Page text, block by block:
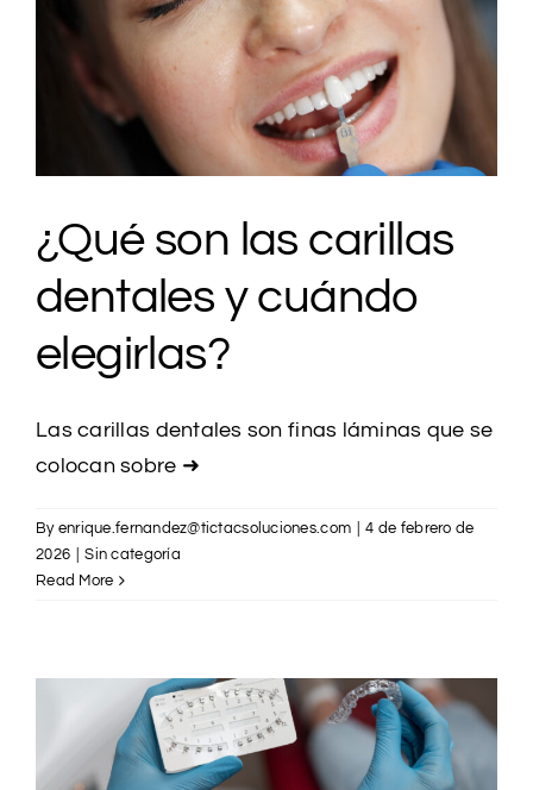
¿Qué son las carillas
dentales y cuándo
elegirlas?
Las carillas dentales son finas láminas que se
colocan sobre ➜
By enrique.fernandez@tictacsoluciones.com
4 de febrero de
2026
Sin categoría
Read More